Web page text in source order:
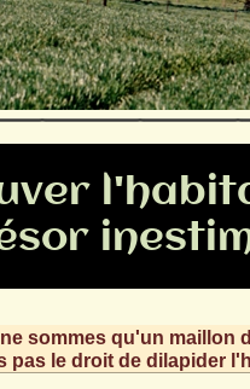
sommes qu'un maillon
pas le droit de dilapider